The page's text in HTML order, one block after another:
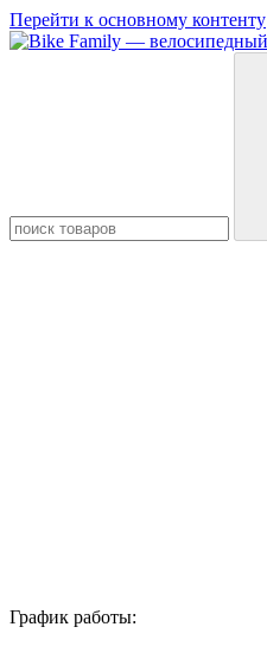
Перейти к основному контенту
График работы: